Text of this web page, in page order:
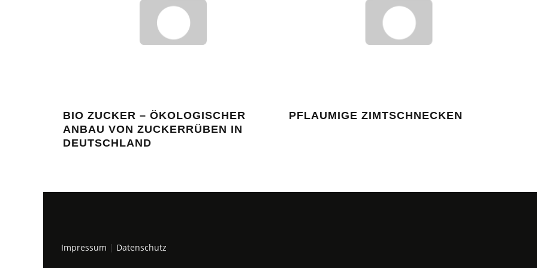
BIO ZUCKER – ÖKOLOGISCHER
ANBAU VON ZUCKERRÜBEN IN
DEUTSCHLAND
PFLAUMIGE ZIMTSCHNECKEN
Impressum | Datenschutz